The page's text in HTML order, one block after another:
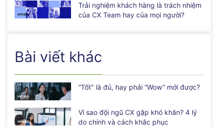
Trải nghiệm khách hàng là trách nhiệm
của CX Team hay của mọi người?
Bài viết khác
“Tốt" là đủ, hay phải “Wow” mới được?
Vì sao đội ngũ CX gặp khó khăn? 4 lý
do chính và cách khắc phục